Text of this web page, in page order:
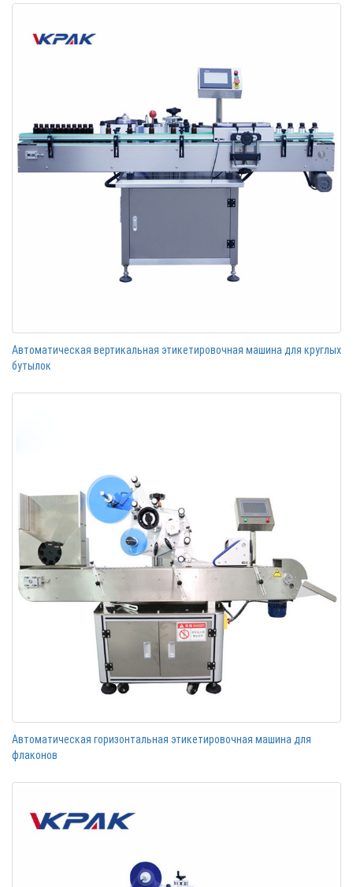
Автоматическая вертикальная этикетировочная машина для круглых
бутылок
Автоматическая горизонтальная этикетировочная машина для
флаконов